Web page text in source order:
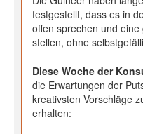
festgestellt, dass es in
offen sprechen und
stellen, ohne
Diese Woche der
die Erwartungen der
kreativsten Vorschläge
erhalten: